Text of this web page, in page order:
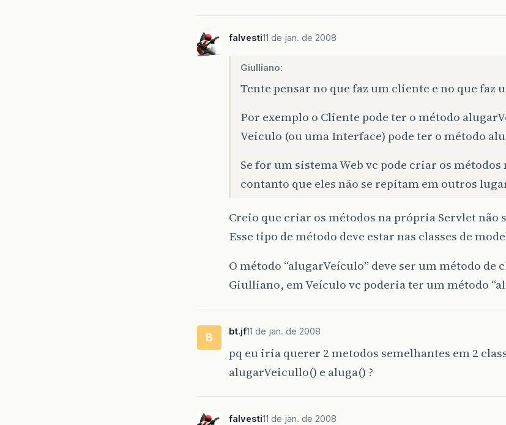
falvesti11 de jan. de 2008
Giulliano:
Tente pensar no que faz um cliente e no que faz
Por exemplo o Cliente pode ter o método
Veiculo (ou uma Interface) pode ter o método
Se for um sistema Web vc pode criar os
contanto que eles não se repitam em outros
Creio que criar os métodos na própria Servlet não
Esse tipo de método deve estar nas classes de
O método “alugarVeículo” deve ser um método de
Giulliano, em Veículo vc poderia ter um método
B bt.jf11 de jan. de 2008
pq eu iria querer 2 metodos semelhantes em 2
alugarVeicullo() e aluga() ?
falvesti11 de jan. de 2008